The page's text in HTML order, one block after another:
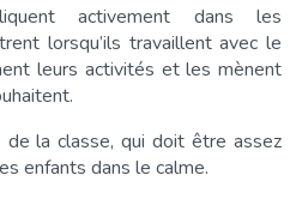
activement dans les
lorsqu’ils travaillent avec le
leurs activités et les mènent
de la classe, qui doit être assez
enfants dans le calme.